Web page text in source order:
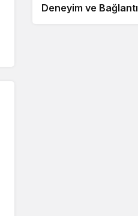
Deneyim ve Bağlantı